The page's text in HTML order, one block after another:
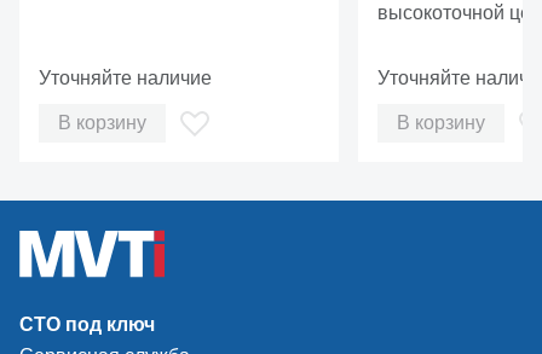
Уточняйте наличие
В корзину
высокоточной
Уточняйте
В корзину
СТО под ключ